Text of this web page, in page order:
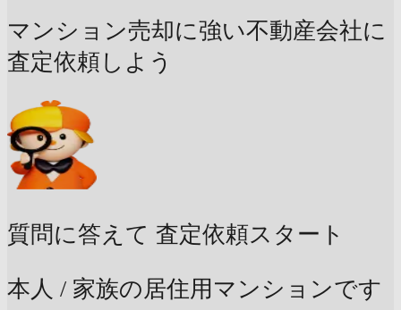
マンション売却に強い不動産会社に
査定依頼しよう
質問に答えて 査定依頼スタート
本人 / 家族の居住用マンションです